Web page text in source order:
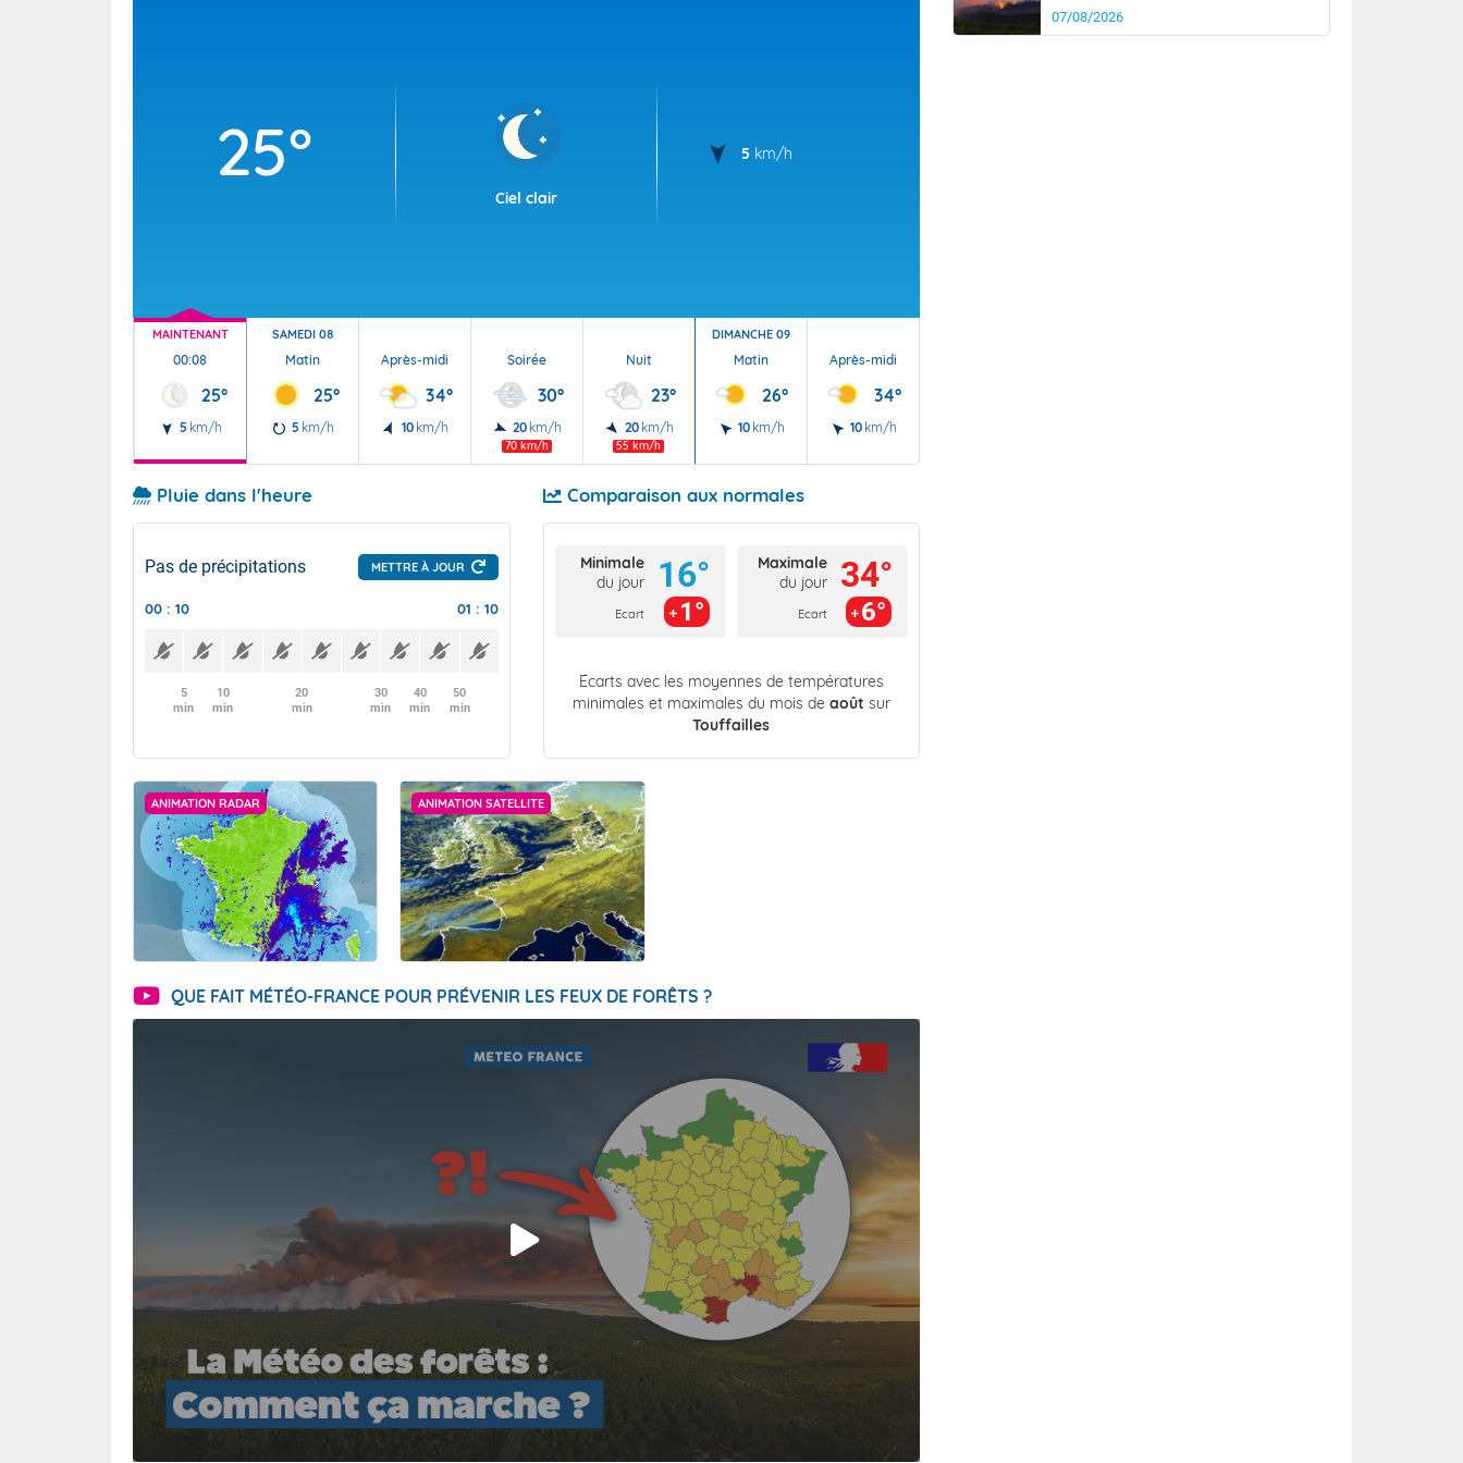
25°
Ciel clair
5 km/h
MAINTENANT
00:08
25°
5 km/h
SAMEDI 08
Matin
25°
5 km/h
Après-midi
34°
10 km/h
Soirée
30°
20 km/h
70 km/h
Nuit
23°
20 km/h
55 km/h
DIMANCHE 09
Matin
26°
10 km/h
Après-midi
34°
10 km/h
Pluie dans l'heure
Pas de précipitations METTRE À JOUR
00 : 10 01 : 10
5
min
10
min
20
min
30
min
40
min
50
min
Comparaison aux normales
Minimale
du jour
Ecart
16°
1°
Maximale
du jour
Ecart
34°
6°
Écarts avec les moyennes de températures
minimales et maximales du mois de août sur
Touffailles
ANIMATION RADAR ANIMATION SATELLITE
QUE FAIT MÉTÉO-FRANCE POUR PRÉVENIR LES FEUX DE FORÊTS ?
07/08/2026